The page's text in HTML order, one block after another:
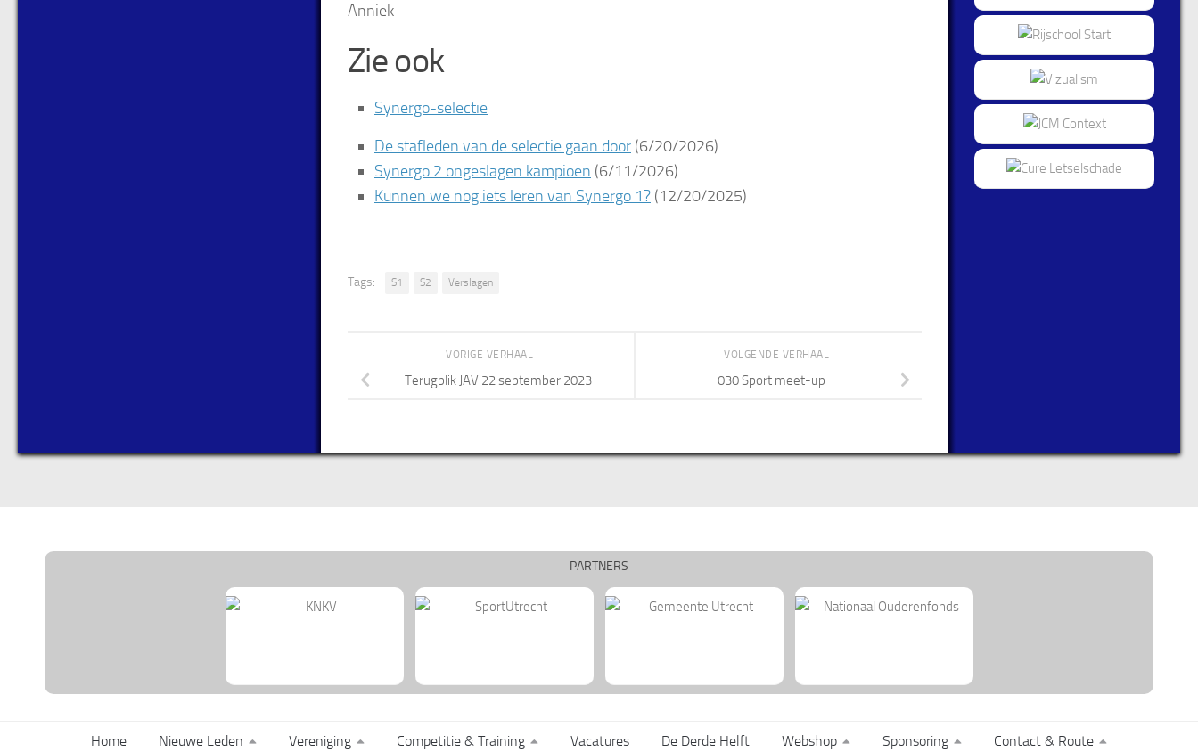
Anniek
Zie ook
Synergo-selectie
De stafleden van de selectie gaan door (6/20/2026)
Synergo 2 ongeslagen kampioen (6/11/2026)
Kunnen we nog iets leren van Synergo 1? (12/20/2025)
Tags: S1 S2 Verslagen
VOLGENDE VERHAAL
030 Sport meet-up
VORIGE VERHAAL
Terugblik JAV 22 september 2023
PARTNERS
Home Nieuwe Leden Vereniging Competitie & Training Vacatures De Derde Helft Webshop Sponsoring Contact & Route